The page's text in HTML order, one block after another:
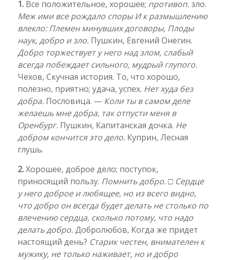
1. Все положительное, хорошее; противоп. зло.
Меж ими все рождало споры И к размышлению
влекло: Племен минувших договоры, Плоды
наук, добро и зло. Пушкин, Евгений Онегин.
Добро торжествует у него над злом, слабый
всегда побеждает сильного, мудрый глупого.
Чехов, Скучная история. То, что хорошо,
полезно, приятно; удача, успех. Нет худа без
добра. Пословица. — Коли ты в самом деле
желаешь мне добра, так отпусти меня в
Оренбург. Пушкин, Капитанская дочка. Не
добром кончится это дело. Куприн, Лесная
глушь.
2.Хорошее, доброе дело; поступок,
приносящий пользу. Помнить добро. □ Сердце
у него доброе и любящее, но из всего видно,
что добро он всегда будет делать не столько по
влечению сердца, сколько потому, что надо
делать добро. Добролюбов, Когда же придет
настоящий день? Старик честен, внимателен к
мужику, не только наживает, но и добро